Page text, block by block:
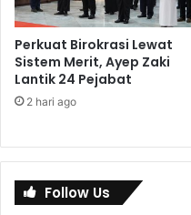
Perkuat Birokrasi Lewat
Sistem Merit, Ayep Zaki
Lantik 24 Pejabat
2 hari ago
Follow Us